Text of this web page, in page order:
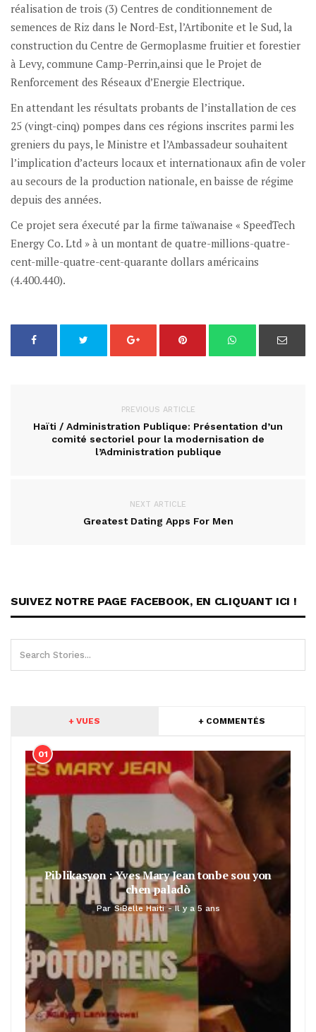
réalisation de trois (3) Centres de conditionnement de
semences de Riz dans le Nord-Est, l’Artibonite et le Sud, la
construction du Centre de Germoplasme fruitier et forestier
à Levy, commune Camp-Perrin,ainsi que le Projet de
Renforcement des Réseaux d’Energie Electrique.
En attendant les résultats probants de l’installation de ces
25 (vingt-cinq) pompes dans ces régions inscrites parmi les
greniers du pays, le Ministre et l’Ambassadeur souhaitent
l’implication d’acteurs locaux et internationaux afin de voler
au secours de la production nationale, en baisse de régime
depuis des années.
Ce projet sera éxecuté par la firme taïwanaise « SpeedTech
Energy Co. Ltd » à un montant de quatre-millions-quatre-
cent-mille-quatre-cent-quarante dollars américains
(4.400.440).
PREVIOUS ARTICLE
Haïti / Administration Publique: Présentation d’un
comité sectoriel pour la modernisation de
l’Administration publique
NEXT ARTICLE
Greatest Dating Apps For Men
SUIVEZ NOTRE PAGE FACEBOOK, EN CLIQUANT ICI !
+ VUES + COMMENTÉS
01
Piblikasyon : Yves Mary Jean tonbe sou yon
chen paladò
Par SiBelle Haiti Il y a 5 ans